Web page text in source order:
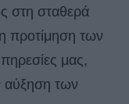
στη σταθερά
προτίμηση των
μας,
αύξηση των